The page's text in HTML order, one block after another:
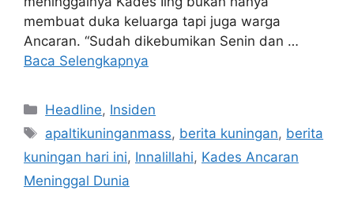
membuat duka keluarga tapi juga warga
Ancaran. “Sudah dikebumikan Senin dan …
Baca Selengkapnya
Kategori
Headline, Insiden
Tag
apaltikuninganmass, berita kuningan, berita
kuningan hari ini, Innalillahi, Kades Ancaran
Meninggal Dunia